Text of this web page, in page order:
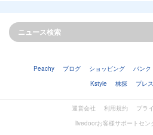
Peachy ブログ ショッピング バンク
Kstyle
株探 プレ
運営会社 利用規約
プラ
livedoorお客様サポートセン